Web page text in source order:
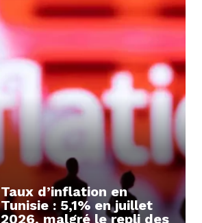
Taux d’inflation en
Tunisie : 5,1% en juillet
2026, malgré le repli des